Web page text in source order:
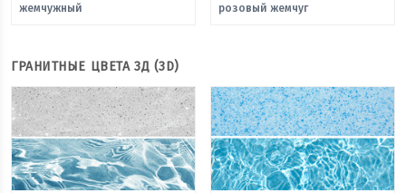
жемчужный розовый жемчуг
ГРАНИТНЫЕ ЦВЕТА 3Д (3D)